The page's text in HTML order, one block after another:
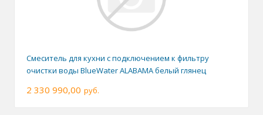
Смеситель для кухни с подключением к фильтру
очистки воды BlueWater ALABAMA белый глянец
2 330 990,00 руб.